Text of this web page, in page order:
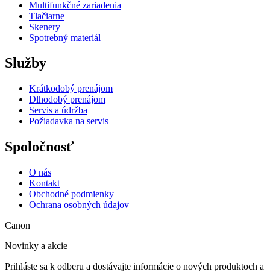
Multifunkčné zariadenia
Tlačiarne
Skenery
Spotrebný materiál
Služby
Krátkodobý prenájom
Dlhodobý prenájom
Servis a údržba
Požiadavka na servis
Spoločnosť
O nás
Kontakt
Obchodné podmienky
Ochrana osobných údajov
Canon
Novinky a akcie
Prihláste sa k odberu a dostávajte informácie o nových produktoch a